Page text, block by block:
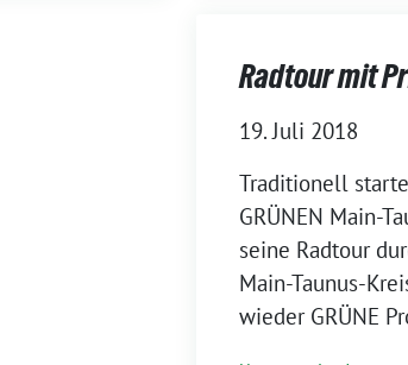
Radtour mit
19. Juli 2018
Traditionell
GRÜNEN Main-
seine Radtour
Main-Taunus-
wieder GRÜNE